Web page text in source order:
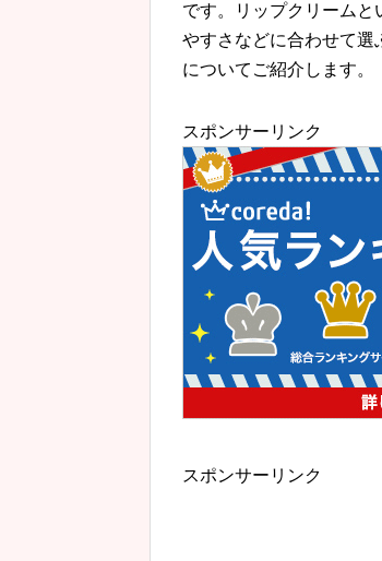
です。リップクリーム
やすさなどに合わせて選
についてご紹介します。
スポンサーリンク
スポンサーリンク